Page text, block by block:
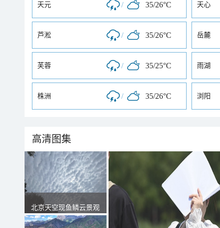
天元 / 35/26°C 天心
芦淞 / 35/26°C 岳麓
芙蓉 / 35/25°C 雨湖
株洲 / 35/26°C 浏阳
高清图集
北京天空现鱼鳞云景观